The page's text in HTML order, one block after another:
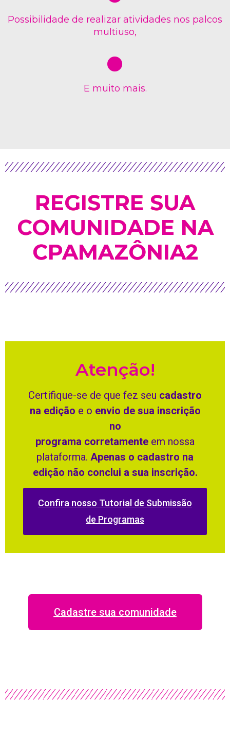
Possibilidade de realizar atividades nos palcos
multiuso,
E muito mais.
REGISTRE SUA
COMUNIDADE NA
CPAMAZÔNIA2
Atenção!
Certifique-se de que fez seu cadastro
na edição e o envio de sua inscrição
no
programa corretamente em nossa
plataforma. Apenas o cadastro na
edição não conclui a sua inscrição.
Confira nosso Tutorial de Submissão
de Programas
Cadastre sua comunidade